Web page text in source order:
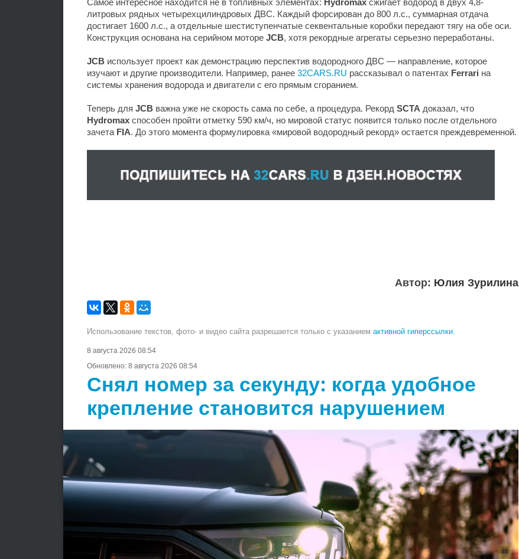
Самое интересное находится не в топливных элементах: Hydromax сжигает водород в двух 4,8-
литровых рядных четырехцилиндровых ДВС. Каждый форсирован до 800 л.с., суммарная отдача
достигает 1600 л.с., а отдельные шестиступенчатые секвентальные коробки передают тягу на обе оси.
Конструкция основана на серийном моторе JCB, хотя рекордные агрегаты серьезно переработаны.
JCB использует проект как демонстрацию перспектив водородного ДВС — направление, которое
изучают и другие производители. Например, ранее 32CARS.RU рассказывал о патентах Ferrari на
системы хранения водорода и двигатели с его прямым сгоранием.
Теперь для JCB важна уже не скорость сама по себе, а процедура. Рекорд SCTA доказал, что
Hydromax способен пройти отметку 590 км/ч, но мировой статус появится только после отдельного
зачета FIA. До этого момента формулировка «мировой водородный рекорд» остается преждевременной.
Автор: Юлия Зурилина
Использование текстов, фото- и видео сайта разрешается только с указанием активной гиперссылки.
8 августа 2026 08:54
Обновлено: 8 августа 2026 08:54
Снял номер за секунду: когда удобное
крепление становится нарушением